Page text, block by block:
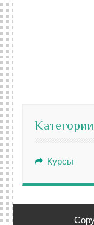
Категории
Курсы